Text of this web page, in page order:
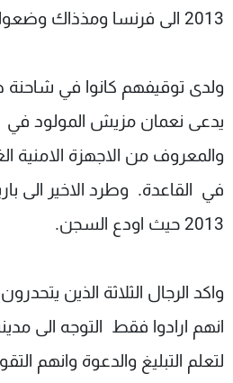
2013 الى فرنسا ومذذاك وضعوا في الحبس الموقت.
ولدى توقيفهم كانوا في
والمعروف من الاجهزة الامنية
في القاعدة. وطرد الاخير الى
2013 حيث اودع السجن.
واكد الرجال الثلاثة الذين
انهم ارادوا فقط التوجه الى
لتعلم التبليغ والدعوة وانهم